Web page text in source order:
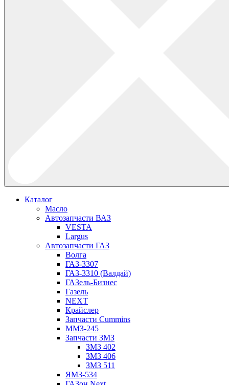
Каталог
Масло
Автозапчасти ВАЗ
VESTA
Largus
Автозапчасти ГАЗ
Волга
ГАЗ-3307
ГАЗ-3310 (Валдай)
ГАЗель-Бизнес
Газель
NEXT
Крайслер
Запчасти Cummins
ММЗ-245
Запчасти ЗМЗ
ЗМЗ 402
ЗМЗ 406
ЗМЗ 511
ЯМЗ-534